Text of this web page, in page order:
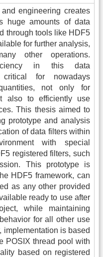
engineering creates
huge amounts of data
through tools like HDF5
for further analysis,
other operations.
in this data
for nowadays
not only for
also to efficiently use
This thesis aimed to
prototype and analysis
of data filters within
with special
registered filters, such
This prototype is
HDF5 framework, can
as any other provided
ready to use after
while maintaining
for all other use
implementation is based
POSIX thread pool with
based on registered